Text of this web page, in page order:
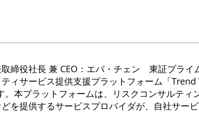
締役社長 兼 CEO：エバ・チェン 東証プライ
ィサービス提供支援プラットフォーム「
本プラットフォームは、リスクコンサルティ
を提供するサービスプロバイダが、自社サー